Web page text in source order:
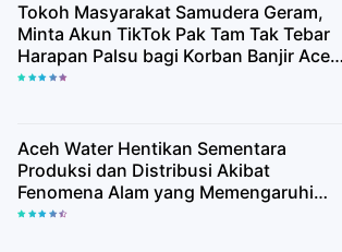
Tokoh Masyarakat Samudera Geram,
Minta Akun TikTok Pak Tam Tak Tebar
Harapan Palsu bagi Korban Banjir Aceh
Utara
Aceh Water Hentikan Sementara
Produksi dan Distribusi Akibat
Fenomena Alam yang Memengaruhi
Kualitas Air Baku